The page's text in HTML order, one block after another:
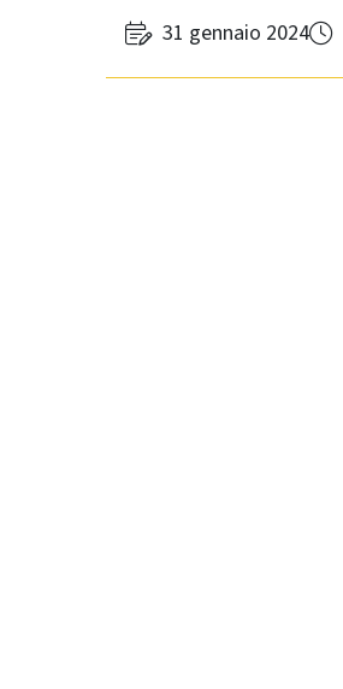
31 gennaio 2024